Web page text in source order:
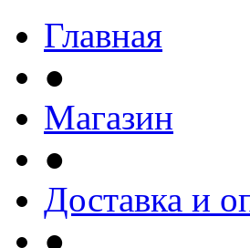
Главная
●
Магазин
●
Доставка и
●